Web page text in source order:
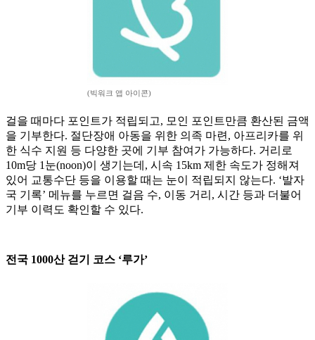
(빅워크 앱 아이콘)
걸을 때마다 포인트가 적립되고, 모인 포인트만큼 환산된 금액
을 기부한다. 절단장애 아동을 위한 의족 마련, 아프리카를 위
한 식수 지원 등 다양한 곳에 기부 참여가 가능하다. 거리로
10m당 1눈(noon)이 생기는데, 시속 15km 제한 속도가 정해져
있어 교통수단 등을 이용할 때는 눈이 적립되지 않는다. ‘발자
국 기록’ 메뉴를 누르면 걸음 수, 이동 거리, 시간 등과 더불어
기부 이력도 확인할 수 있다.
전국 1000산 걷기 코스 ‘루가’